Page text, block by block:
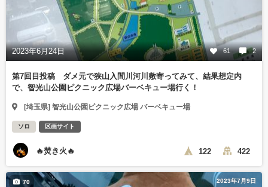
2023年6月24日 61 2
第7回目投稿 ダメ元で狭山入間川河川敷寄ってみて、結果想定内
で、智光山公園ピクニック広場バーベキュー場行く！
[埼玉県] 智光山公園ピクニック広場 バーベキュー場
ソロ 区画サイト
🔥焚き火🔥 122 422
2023年7月9日
70